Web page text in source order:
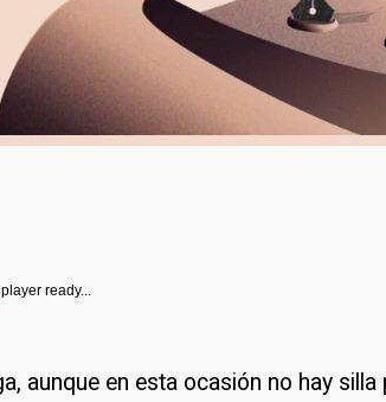
player ready...
aunque en esta ocasión no hay silla